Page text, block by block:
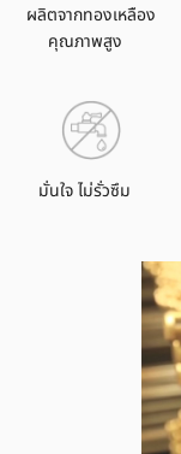
ผลิตจากทองเหลือง
คุณภาพสูง
มั่นใจ ไม่รั่วซึม